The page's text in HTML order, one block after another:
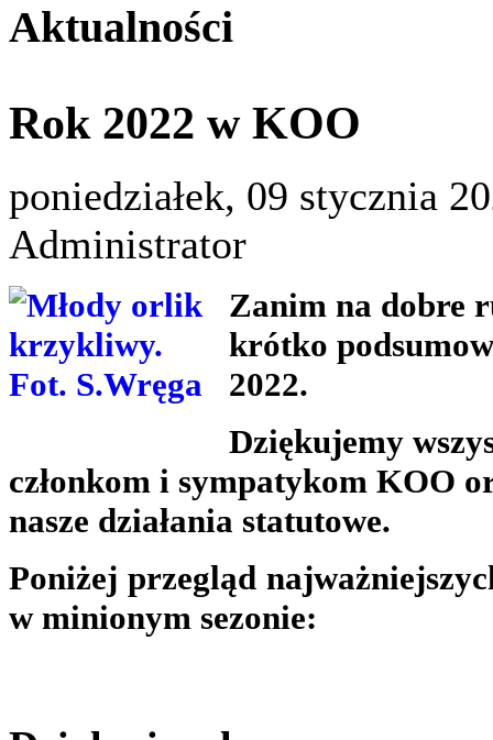
Aktualności
Rok 2022 w KOO
poniedziałek, 09 stycznia
Administrator
Zanim na dobre
krótko
2022.
Dziękujemy
członkom i sympatykom KOO
nasze działania statutowe.
Poniżej przegląd
w minionym sezonie: